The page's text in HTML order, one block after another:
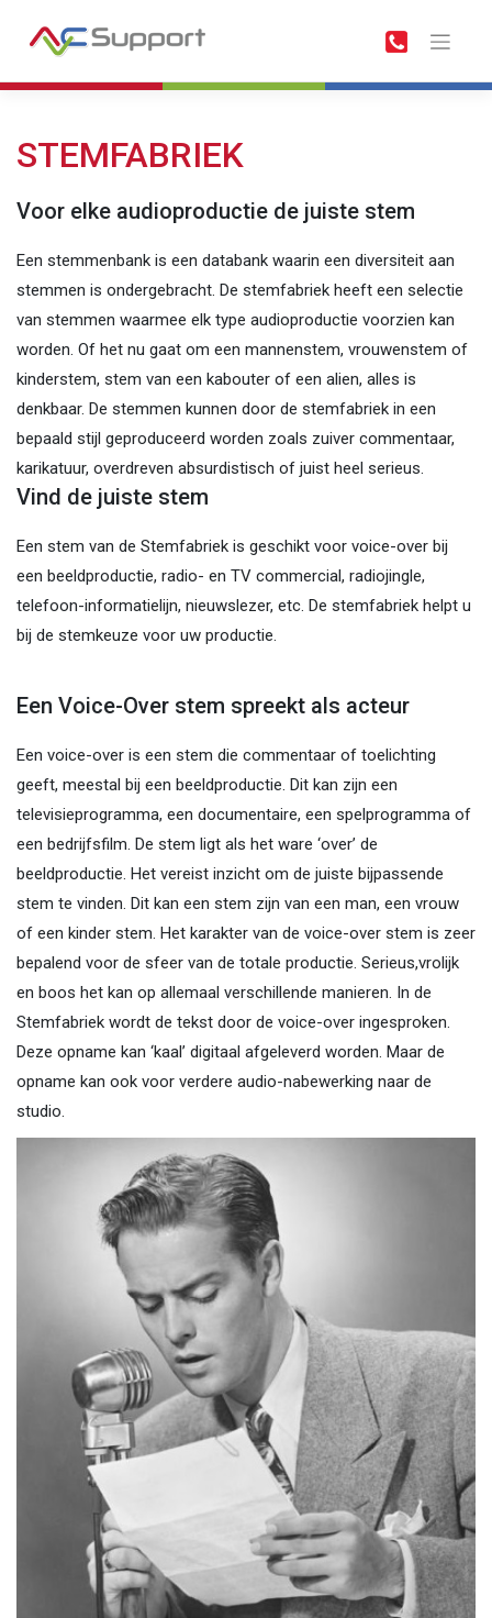
naar
STEMFABRIEK
Voor elke audioproductie de juiste stem
Een stemmenbank is een databank waarin een diversiteit aan
stemmen is ondergebracht. De stemfabriek heeft een selectie
van stemmen waarmee elk type audioproductie voorzien kan
worden. Of het nu gaat om een mannenstem, vrouwenstem of
kinderstem, stem van een kabouter of een alien, alles is
denkbaar. De stemmen kunnen door de stemfabriek in een
bepaald stijl geproduceerd worden zoals zuiver commentaar,
karikatuur, overdreven absurdistisch of juist heel serieus.
Vind de juiste stem
Een stem van de Stemfabriek is geschikt voor voice-over bij
een beeldproductie, radio- en TV commercial, radiojingle,
telefoon-informatielijn, nieuwslezer, etc. De stemfabriek helpt u
bij de stemkeuze voor uw productie.
Een Voice-Over stem spreekt als acteur
Een voice-over is een stem die commentaar of toelichting
geeft, meestal bij een beeldproductie. Dit kan zijn een
televisieprogramma, een documentaire, een spelprogramma of
een bedrijfsfilm. De stem ligt als het ware ‘over’ de
beeldproductie. Het vereist inzicht om de juiste bijpassende
stem te vinden. Dit kan een stem zijn van een man, een vrouw
of een kinder stem. Het karakter van de voice-over stem is zeer
bepalend voor de sfeer van de totale productie. Serieus,vrolijk
en boos het kan op allemaal verschillende manieren. In de
Stemfabriek wordt de tekst door de voice-over ingesproken.
Deze opname kan ‘kaal’ digitaal afgeleverd worden. Maar de
opname kan ook voor verdere audio-nabewerking naar de
studio.